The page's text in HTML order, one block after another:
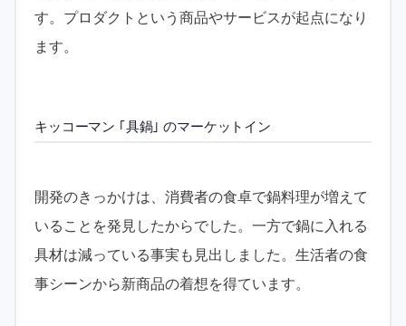
す。プロダクトという商品やサービスが起点になり
ます。
キッコーマン ｢具鍋｣ のマーケットイン
開発のきっかけは、消費者の食卓で鍋料理が増えて
いることを発見したからでした。一方で鍋に入れる
具材は減っている事実も見出しました。生活者の食
事シーンから新商品の着想を得ています。